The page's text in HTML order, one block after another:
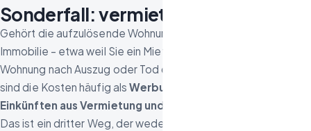
Sonderfall: vermietete Immobilie
Gehört die aufzulösende Wohnung zu einer vermieteten
Immobilie – etwa weil Sie ein Mietshaus geerbt haben und eine
Wohnung nach Auszug oder Tod des Mieters räumen lassen –,
sind die Kosten häufig alsWerbungskosten bei den
Einkünften aus Vermietung und Verpachtung
Das ist ein dritter Weg, der weder § 35a EStG noch die